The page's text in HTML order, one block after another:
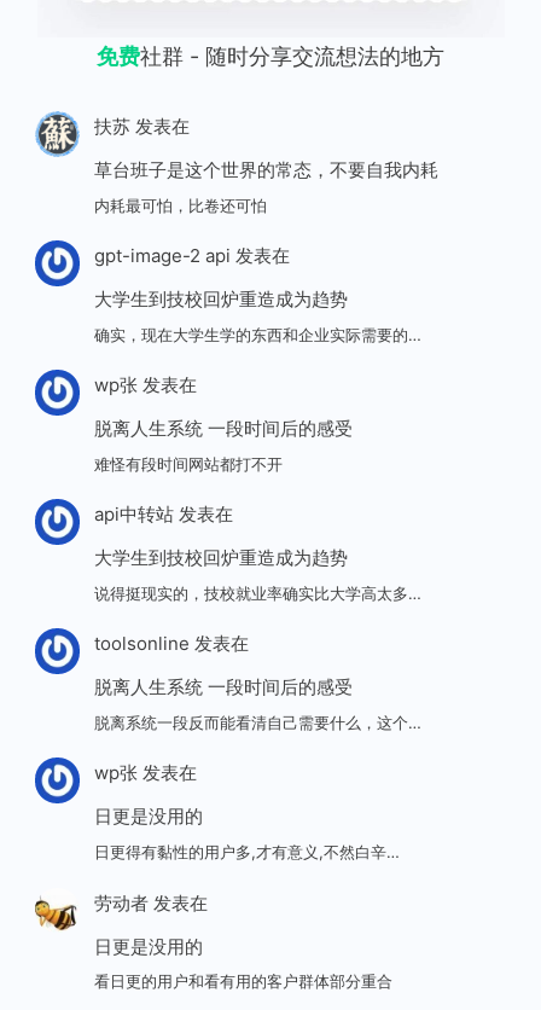
免费社群 - 随时分享交流想法的地方
扶苏发表在
草台班子是这个世界的常态，不要自我内耗
内耗最可怕，比卷还可怕
gpt-image-2 api 发表在
大学生到技校回炉重造成为趋势
确实，现在大学生学的东西和企业实际需要的…
wp张发表在
脱离人生系统 一段时间后的感受
难怪有段时间网站都打不开
api中转站发表在
大学生到技校回炉重造成为趋势
说得挺现实的，技校就业率确实比大学高太多…
toolsonline 发表在
脱离人生系统 一段时间后的感受
脱离系统一段反而能看清自己需要什么，这个…
wp张发表在
日更是没用的
日更得有黏性的用户多,才有意义,不然白辛…
劳动者发表在
日更是没用的
看日更的用户和看有用的客户群体部分重合